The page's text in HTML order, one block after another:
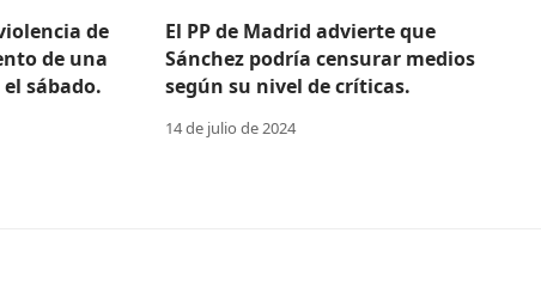
de
de una
sábado.
El PP de Madrid advierte que
Sánchez podría censurar medios
según su nivel de críticas.
14 de julio de 2024